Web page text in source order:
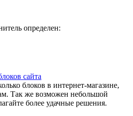
определен:
сайта
блоков в интернет-магазине,
Так же возможен небольшой
более удачные решения.